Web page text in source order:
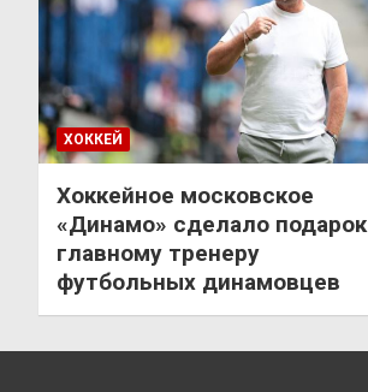
ХОККЕЙ
Хоккейное московское
«Динамо» сделало подарок
главному тренеру
футбольных динамовцев